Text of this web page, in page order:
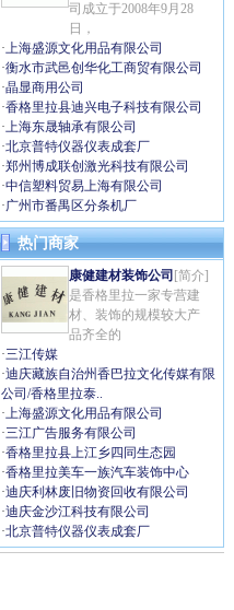
司成立于2008年9月28
日，
·上海盛源文化用品有限公司
·衡水市武邑创华化工商贸有限公司
·晶显商用公司
·香格里拉县迪兴电子科技有限公司
·上海东晟轴承有限公司
·北京普特仪器仪表成套厂
·郑州博成联创激光科技有限公司
·中信塑料贸易上海有限公司
·广州市番禺区分条机厂
热门商家
康健建材装饰公司 [简介]
是香格里拉一家专营建
材、装饰的规模较大产
品齐全的
·三江传媒
·迪庆藏族自治州香巴拉文化传媒有限
公司/香格里拉泰..
·上海盛源文化用品有限公司
·三江广告服务有限公司
·香格里拉县上江乡四同生态园
·香格里拉美车一族汽车装饰中心
·迪庆利林废旧物资回收有限公司
·迪庆金沙江科技有限公司
·北京普特仪器仪表成套厂